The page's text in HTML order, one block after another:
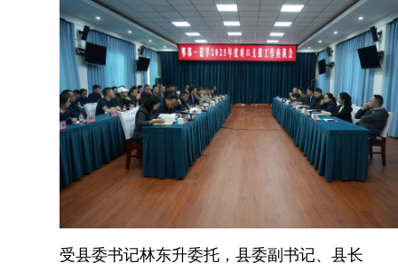
受县委书记林东升委托，县委副书记、县长